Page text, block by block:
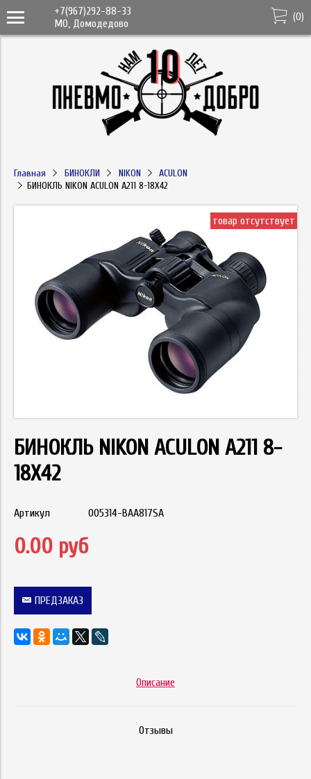
+7(967)292-88-33
МО, Домодедово
(0)
Главная БИНОКЛИ NIKON
ACULON
БИНОКЛЬ NIKON ACULON A211 8-18X42
товар отсутствует
БИНОКЛЬ NIKON ACULON A211 8-
18X42
Артикул 005314-BAA817SA
0.00 руб
ПРЕДЗАКАЗ
Описание
Отзывы